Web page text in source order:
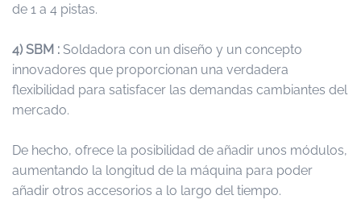
de 1 a 4 pistas.
4) SBM : Soldadora con un diseño y un concepto
innovadores que proporcionan una verdadera
flexibilidad para satisfacer las demandas cambiantes del
mercado.
De hecho, ofrece la posibilidad de añadir unos módulos,
aumentando la longitud de la máquina para poder
añadir otros accesorios a lo largo del tiempo.